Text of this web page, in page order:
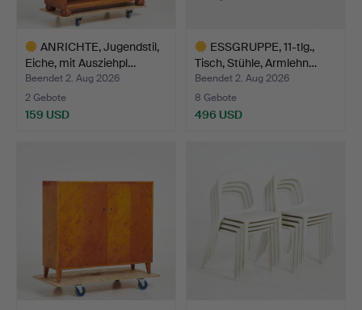
ANRICHTE, Jugendstil,
Eiche, mit Ausziehpl…
Beendet 2. Aug 2026
2 Gebote
159 USD
ESSGRUPPE, 11-tlg.,
Tisch, Stühle, Armlehn…
Beendet 2. Aug 2026
8 Gebote
496 USD